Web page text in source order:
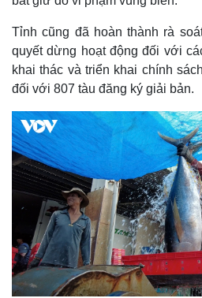
Bất động sản
Khởi nghiệp
Tỉnh cũng đã hoàn thành rà
quyết dừng hoạt động đối với
khai thác và triển khai chính
đối với 807 tàu đăng ký giải bản.